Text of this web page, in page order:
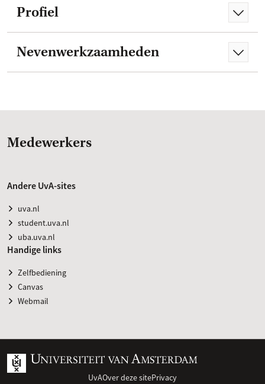
Profiel
Nevenwerkzaamheden
Medewerkers
Andere UvA-sites
uva.nl
student.uva.nl
uba.uva.nl
Handige links
Zelfbediening
Canvas
Webmail
UvAOver deze sitePrivacy